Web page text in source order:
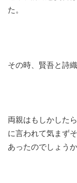
た。
その時、賢吾と詩
両親はもしかした
に言われて気まず
あったのでしょう